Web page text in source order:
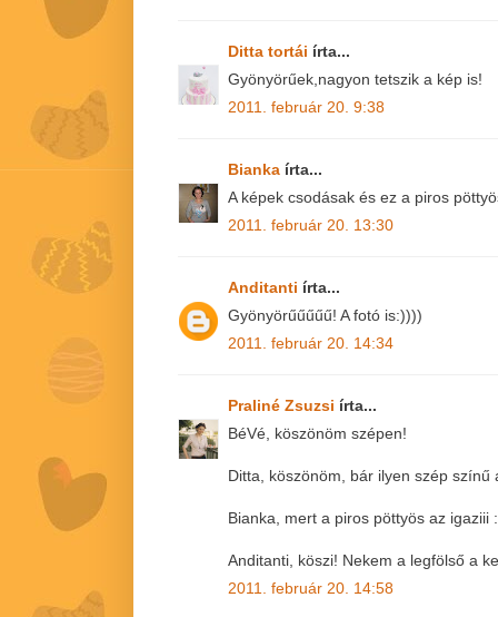
Ditta tortái írta...
Gyönyörűek,nagyon tetszik a kép is!
2011. február 20. 9:38
Bianka írta...
A képek csodásak és ez a piros
2011. február 20. 13:30
Anditanti írta...
Gyönyörűűűűű! A fotó is:))))
2011. február 20. 14:34
Praliné Zsuzsi írta...
BéVé, köszönöm szépen!
Ditta, köszönöm, bár ilyen szép színű
Bianka, mert a piros pöttyös az igaziii
Anditanti, köszi! Nekem a legfölső a
2011. február 20. 14:58